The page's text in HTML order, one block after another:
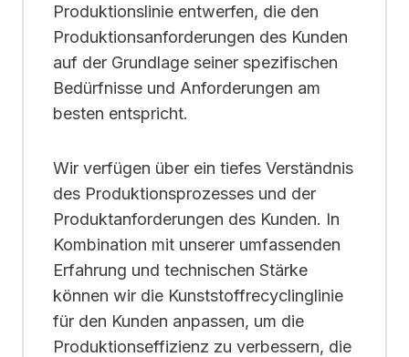
Produktionslinie entwerfen, die den
Produktionsanforderungen des Kunden
auf der Grundlage seiner spezifischen
Bedürfnisse und Anforderungen am
besten entspricht.
Wir verfügen über ein tiefes Verständnis
des Produktionsprozesses und der
Produktanforderungen des Kunden. In
Kombination mit unserer umfassenden
Erfahrung und technischen Stärke
können wir die Kunststoffrecyclinglinie
für den Kunden anpassen, um die
Produktionseffizienz zu verbessern, die